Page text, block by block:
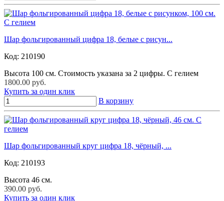
Шар фольгированный цифра 18, белые с рисун...
Код: 210190
Высота 100 см. Стоимость указана за 2 цифры. С гелием
1800.00 руб.
Купить за один клик
В корзину
Шар фольгированный круг цифра 18, чёрный, ...
Код: 210193
Высота 46 см.
390.00 руб.
Купить за один клик